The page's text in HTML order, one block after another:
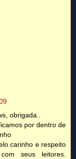
obrigada..
por dentro de
carinho e respeito
seus leitores.